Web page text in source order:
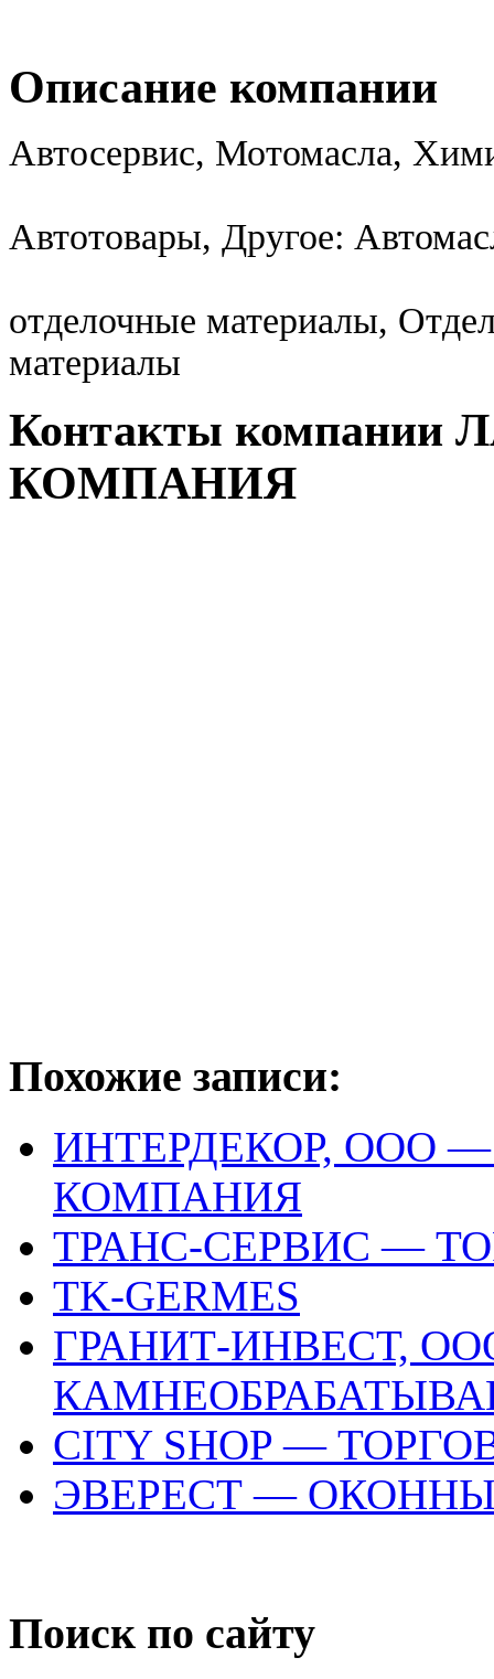
Описание компании
Автосервис, Мотомасла,
Автотовары, Другое:
отделочные материалы,
материалы
Контакты
КОМПАНИЯ
Похожие записи:
ИНТЕРДЕКОР, ООО
КОМПАНИЯ
ТРАНС-СЕРВИС —
TK-GERMES
ГРАНИТ-ИНВЕСТ,
CITY SHOP —
ЭВЕРЕСТ —
Поиск по сайту